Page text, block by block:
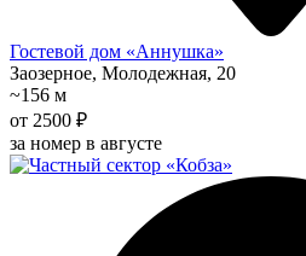
Гостевой дом «Аннушка»
Заозерное, Молодежная, 20
~156 м
от 2500 ₽
за номер в августе